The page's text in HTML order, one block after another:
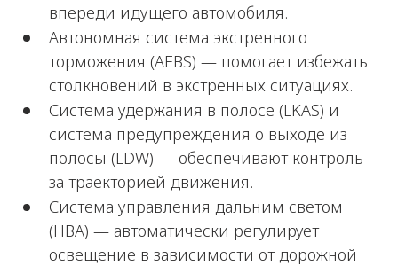
впереди идущего автомобиля.
Автономная система экстренного
торможения (AEBS) — помогает избежать
столкновений в экстренных ситуациях.
Система удержания в полосе (LKAS) и
система предупреждения о выходе из
полосы (LDW) — обеспечивают контроль
за траекторией движения.
Система управления дальним светом
(HBA) — автоматически регулирует
освещение в зависимости от дорожной